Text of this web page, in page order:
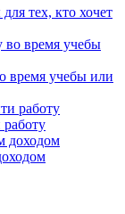
тех, кто хочет
время учебы или